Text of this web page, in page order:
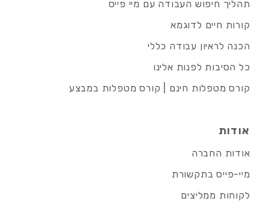
תהליך חיפוש העבודה עם מיי פייס
קורות חיים לדוגמא
הכנה לראיון עבודה כללי
כל הסיבות לפנות אלינו
קורס מטפלות חינם | קורס מטפלות במבצע
אודות
אודות החברה
מיי-פייס בתקשורת
לקוחות ממליצים